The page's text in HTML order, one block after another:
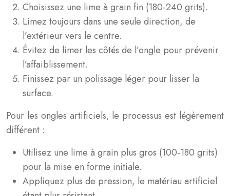
Choisissez une lime à grain fin (180-240 grits).
Limez toujours dans une seule direction, de
l’extérieur vers le centre.
Évitez de limer les côtés de l’ongle pour prévenir
l’affaiblissement.
Finissez par un polissage léger pour lisser la
surface.
Pour les ongles artificiels, le processus est légèrement
différent :
Utilisez une lime à grain plus gros (100-180 grits)
pour la mise en forme initiale.
Appliquez plus de pression, le matériau artificiel